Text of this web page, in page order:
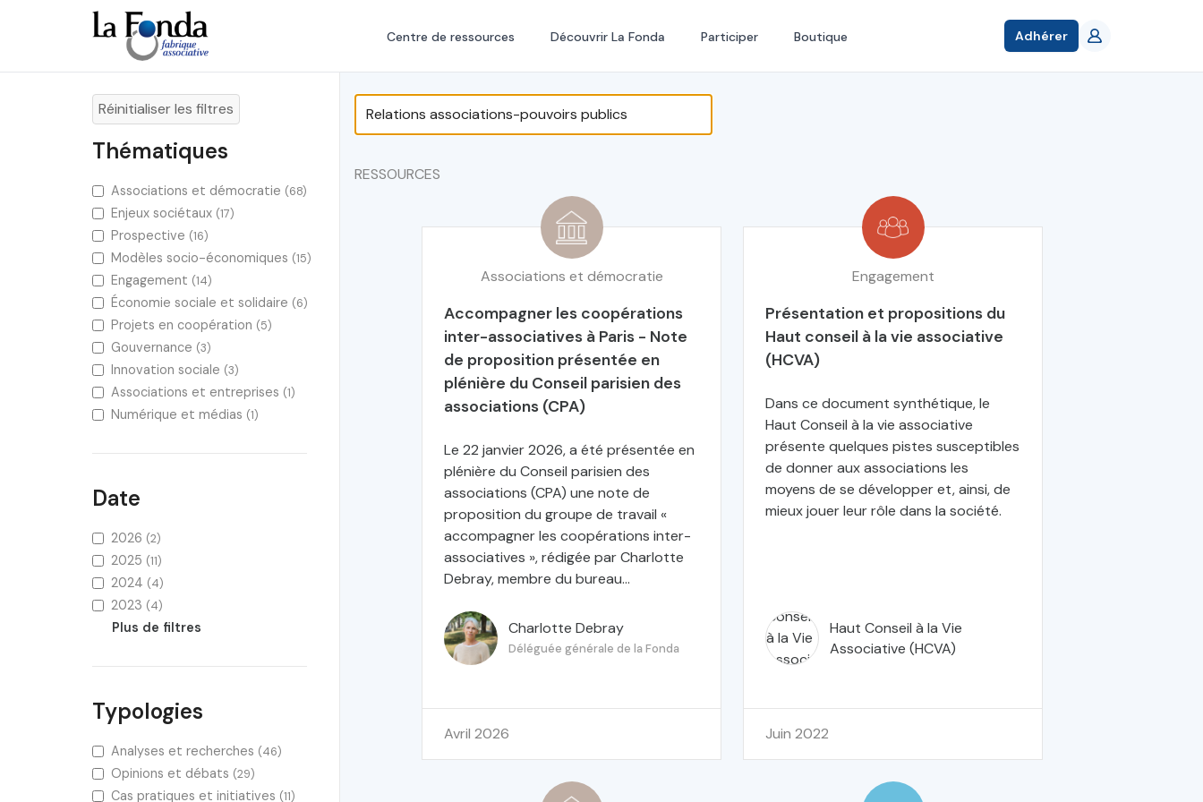
principal
Centre de ressources Découvrir La Fonda Participer Boutique Adhérer
Réinitialiser les filtres
Thématiques
Associations et démocratie (68)
Enjeux sociétaux (17)
Prospective (16)
Modèles socio-économiques (15)
Engagement (14)
Économie sociale et solidaire (6)
Projets en coopération (5)
Gouvernance (3)
Innovation sociale (3)
Associations et entreprises (1)
Numérique et médias (1)
Date
2026 (2)
2025 (11)
2024 (4)
2023 (4)
Plus de filtres
Typologies
Analyses et recherches (46)
Opinions et débats (29)
Cas pratiques et initiatives (11)
RESSOURCES
Associations et démocratie
Accompagner les coopérations
inter-associatives à Paris - Note
de proposition présentée en
plénière du Conseil parisien des
associations (CPA)
Le 22 janvier 2026, a été présentée en
plénière du Conseil parisien des
associations (CPA) une note de
proposition du groupe de travail «
accompagner les coopérations inter-
associatives », rédigée par Charlotte
Debray, membre du bureau...
Charlotte Debray
Déléguée générale de la Fonda
avril 2026
Engagement
Présentation et propositions du
Haut conseil à la vie associative
(HCVA)
Dans ce document synthétique, le
Haut Conseil à la vie associative
présente quelques pistes susceptibles
de donner aux associations les
moyens de se développer et, ainsi, de
mieux jouer leur rôle dans la société.
Haut Conseil à la Vie
Associative (HCVA)
juin 2022